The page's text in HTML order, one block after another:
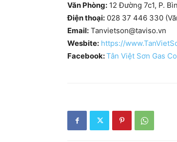
Văn Phòng: 12 Đường 7c1, P.
Điện thoại: 028 37 446 330
Email: Tanvietson@taviso.vn
Wesbite: https://
Facebook:Tân Việt Sơn Gas